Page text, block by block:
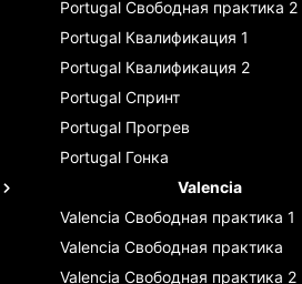
Portugal Свободная практика 2
Portugal Квалификация 1
Portugal Квалификация 2
Portugal Спринт
Portugal Прогрев
Portugal Гонка
Valencia
Valencia Свободная практика 1
Valencia Свободная практика
Valencia Свободная практика 2